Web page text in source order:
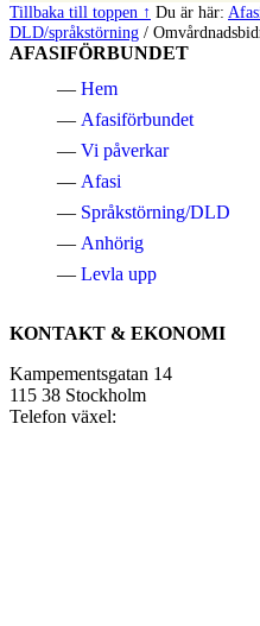
Hoppa
tillbaka
till
Tillbaka till toppen ↑ Du är här:
DLD/språkstörning /
AFASIFÖRBUNDET
Hem
Afasiförbundet
Vi påverkar
Afasi
Språkstörning/DLD
Anhörig
Levla upp
KONTAKT & EKONOMI
Kampementsgatan 14
115 38 Stockholm
Telefon växel: